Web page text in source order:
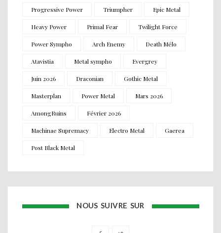
Progressive Power Triumpher Epic Metal
Heavy Power Primal Fear Twilight Force
Power Sympho Arch Enemy Death Mélo
Atavistia Metal sympho Evergrey
Juin 2026 Draconian Gothic Metal
Masterplan Power Metal Mars 2026
AmongRuins Février 2026
Machinae Supremacy Electro Metal Gaerea
Post Black Metal
NOUS SUIVRE SUR